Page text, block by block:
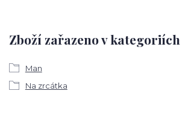
Zboží zařazeno v kategoriích
Man
Na zrcátka